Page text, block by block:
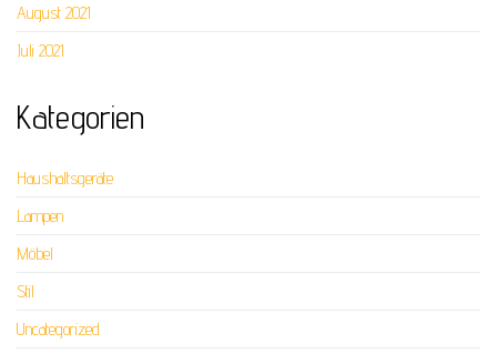
August 2021
Juli 2021
Kategorien
Haushaltsgeräte
Lampen
Möbel
Stil
Uncategorized